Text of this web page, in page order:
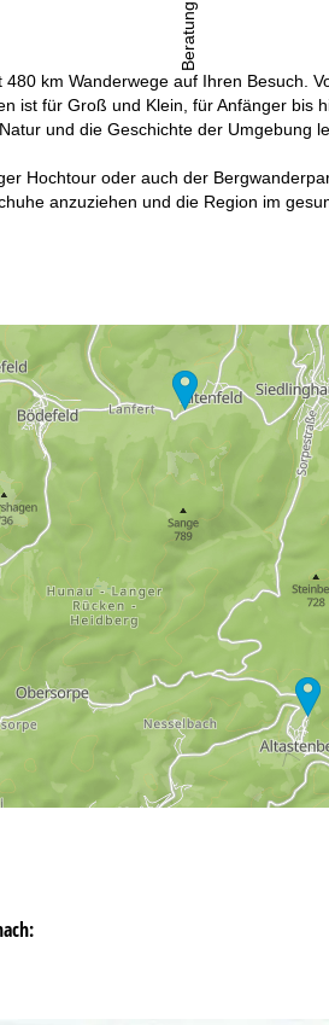
Beratung
km Wanderwege auf Ihren Besuch.
ist für Groß und Klein, für Anfänger
und die Geschichte der Umgebung
Hochtour oder auch der
anzuziehen und die Region im